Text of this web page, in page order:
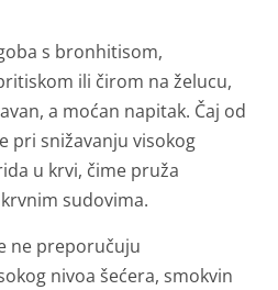
s bronhitisom,
ili čirom na želucu,
a moćan napitak. Čaj od
pri snižavanju visokog
u krvi, čime pruža
sudovima.
ne preporučuju
nivoa šećera, smokvin